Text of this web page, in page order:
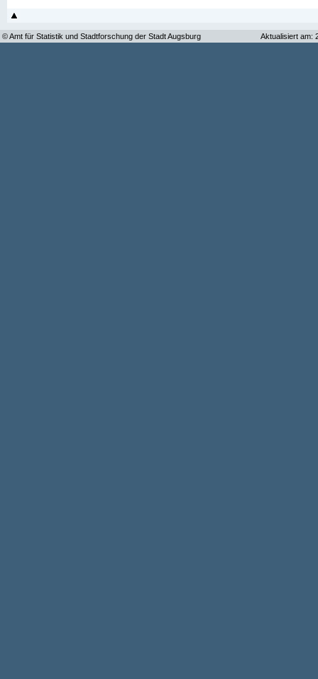
© Amt für Statistik und Stadtforschung der Stadt Augsburg Aktualisiert am: